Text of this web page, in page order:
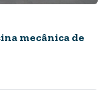
mecânica de